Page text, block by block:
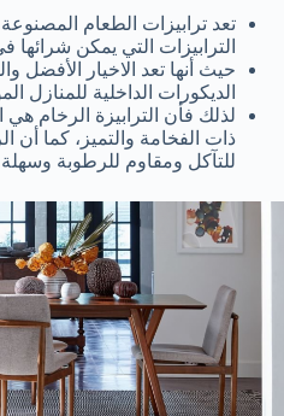
تعد ترابيزات الطعام
الترابيزات التي يمكن
حيث أنها تعد الاخيار الأفضل
الديكورات الداخلية للمنازل
لذلك فأن الترابيزة الرخام
ذات الفخامة والتميز، كما أن
للتآكل ومقاوم للرطوبة